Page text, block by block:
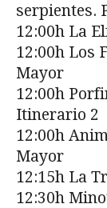
serpientes.
12:00h La
12:00h Los
Mayor
12:00h
Itinerario 2
12:00h
Mayor
12:15h La
12:30h